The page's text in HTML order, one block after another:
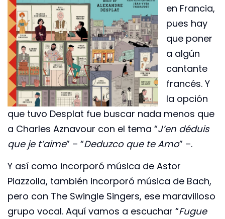
en Francia,
pues hay
que poner
a algún
cantante
francés. Y
la opción
que tuvo Desplat fue buscar nada menos que
a Charles Aznavour con el tema “J’en déduis
que je t’aime” – “Deduzco que te Amo” –.
Y así como incorporó música de Astor
Piazzolla, también incorporó música de Bach,
pero con The Swingle Singers, ese maravilloso
grupo vocal. Aquí vamos a escuchar “Fugue